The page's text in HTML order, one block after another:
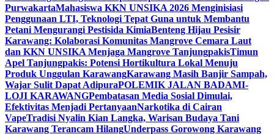
PurwakartaMahasiswa KKN UNSIKA 2026 Menginisiasi
Penggunaan LTI, Teknologi Tepat Guna untuk Membantu
Petani Mengurangi Pestisida KimiaBenteng Hijau Pesisir
Karawang: Kolaborasi Komunitas Mangrove Cemara Laut
dan KKN UNSIKA Menjaga Mangrove TanjungpakisTimun
Apel Tanjungpakis: Potensi Hortikultura Lokal Menuju
Produk Unggulan KarawangKarawang Masih Banjir Sampah,
Wajar Sulit Dapat AdipuraPOLEMIK JALAN BADAMI-
LOJI KARAWANGPembatasan Media Sosial Dimulai,
Efektivitas Menjadi PertanyaanNarkotika di Cairan
VapeTradisi Nyalin Kian Langka, Warisan Budaya Tani
Karawang Terancam HilangUnderpass Gorowong Karawang